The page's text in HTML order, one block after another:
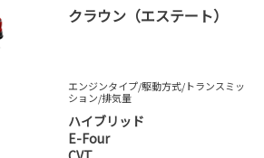
クラウン（エステート）
エンジンタイプ/駆動方式/トランスミッ
ション/排気量
ハイブリッド
E-Four